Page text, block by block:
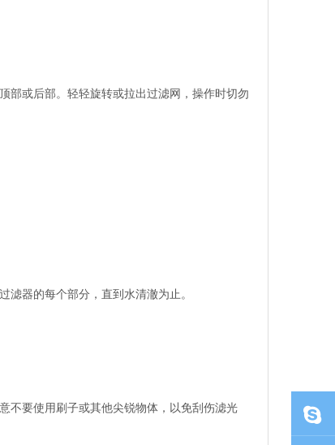
部或后部。轻轻旋转或拉出过滤网，操作时切勿
滤器的每个部分，直到水清澈为止。
不要使用刷子或其他尖锐物体，以免刮伤滤光